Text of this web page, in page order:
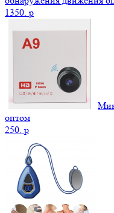
1350. p
оптом
250. p